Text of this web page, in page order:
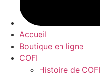
Accueil
Boutique en ligne
COFI
Histoire de COFI